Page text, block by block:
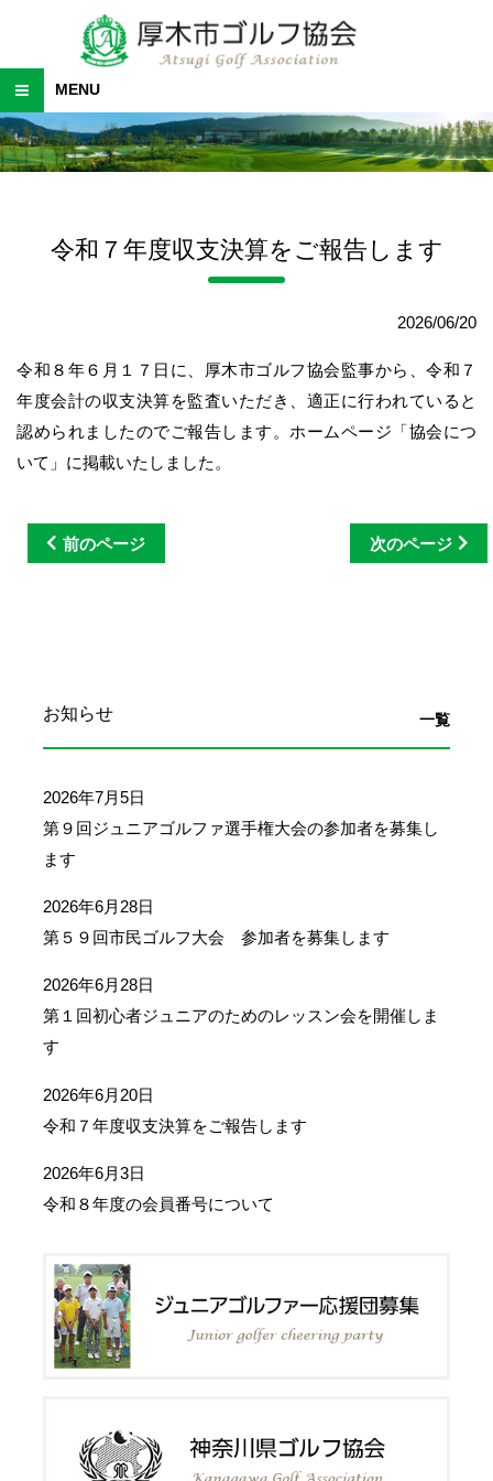
MENU
令和７年度収支決算をご報告します
2026/06/20
令和８年６月１７日に、厚木市ゴルフ協会監事から、令和７
年度会計の収支決算を監査いただき、適正に行われていると
認められましたのでご報告します。ホームページ「協会につ
いて」に掲載いたしました。
前のページ 次のページ
お知らせ 一覧
2026年7月5日
第９回ジュニアゴルファ選手権大会の参加者を募集し
ます
2026年6月28日
第５９回市民ゴルフ大会 参加者を募集します
2026年6月28日
第１回初心者ジュニアのためのレッスン会を開催しま
す
2026年6月20日
令和７年度収支決算をご報告します
2026年6月3日
令和８年度の会員番号について